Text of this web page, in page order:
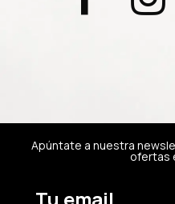
Apúntate a nuestra
ofertas